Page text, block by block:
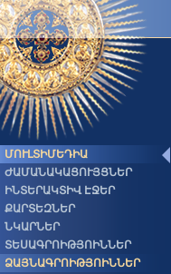
ՄՈՒԼՏԻՄԵԴԻԱ
ԺԱՄԱՆԱԿԱՑՈՒՅՑՆԵՐ
ԻՆՏԵՐԱԿՏԻՎ ԷՋԵՐ
ՔԱՐՏԵԶՆԵՐ
ՆԿԱՐՆԵՐ
ՏԵՍԱԳՐՈԻԹՅՈԻՆՆԵՐ
ՁԱՅՆԱԳՐՈԻԹՅՈԻՆՆԵՐ